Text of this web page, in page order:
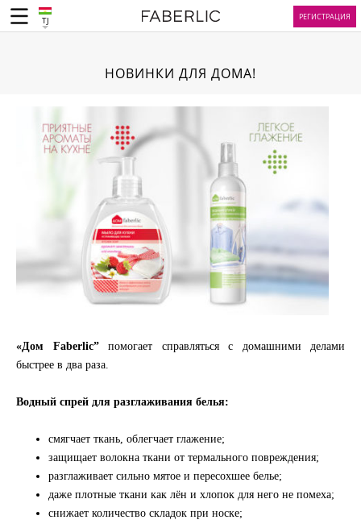
TJ РЕГИСТРАЦИЯ
НОВИНКИ ДЛЯ ДОМА!
«Дом Faberlic”помогает справляться с домашними делами
быстрее в два раза.
Водный спрей для разглаживания белья:
смягчает ткань, облегчает глажение;
защищает волокна ткани от термального повреждения;
разглаживает сильно мятое и пересохшее белье;
даже плотные ткани как лён и хлопок для него не помеха;
снижает количество складок при носке;